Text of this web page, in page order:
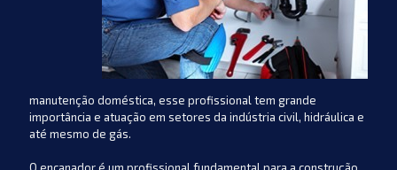
manutenção doméstica, esse profissional tem grande
importância e atuação em setores da indústria civil, hidráulica e
até mesmo de gás.